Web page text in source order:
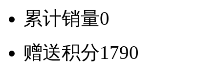
累计销量0
赠送积分1790